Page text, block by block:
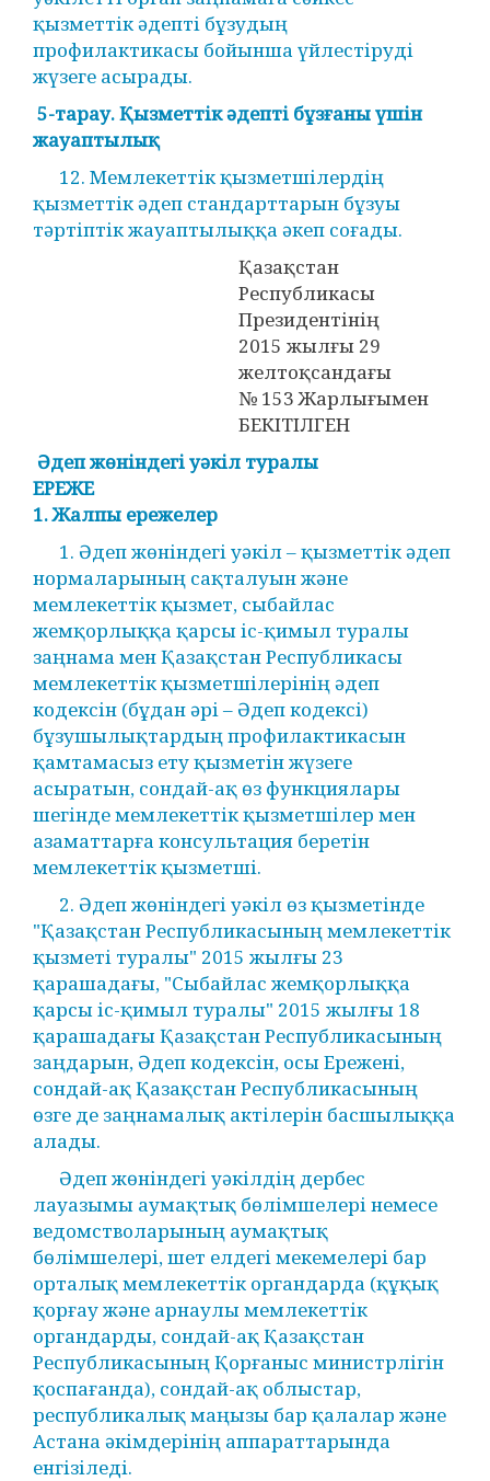
қызметтік әдепті бұзудың
профилактикасы бойынша үйлестіруді
жүзеге асырады.
5-тарау. Қызметтік әдепті бұзғаны үшін
жауаптылық
12. Мемлекеттік қызметшілердің
қызметтік әдеп стандарттарын бұзуы
тәртіптік жауаптылыққа әкеп соғады.
Қазақстан
Республикасы
Президентінің
2015 жылғы 29
желтоқсандағы
№ 153 Жарлығымен
БЕКІТІЛГЕН
Әдеп жөніндегі уәкіл туралы
ЕРЕЖЕ
1. Жалпы ережелер
1. Әдеп жөніндегі уәкіл – қызметтік әдеп
нормаларының сақталуын және
мемлекеттік қызмет, сыбайлас
жемқорлыққа қарсы іс-қимыл туралы
заңнама мен Қазақстан Республикасы
мемлекеттік қызметшілерінің әдеп
кодексін (бұдан әрі – Әдеп кодексі)
бұзушылықтардың профилактикасын
қамтамасыз ету қызметін жүзеге
асыратын, сондай-ақ өз функциялары
шегінде мемлекеттік қызметшілер мен
азаматтарға консультация беретін
мемлекеттік қызметші.
2. Әдеп жөніндегі уәкіл өз қызметінде
"Қазақстан Республикасының мемлекеттік
қызметі туралы" 2015 жылғы 23
қарашадағы, "Сыбайлас жемқорлыққа
қарсы іс-қимыл туралы" 2015 жылғы 18
қарашадағы Қазақстан Республикасының
заңдарын, Әдеп кодексін, осы Ережені,
сондай-ақ Қазақстан Республикасының
өзге де заңнамалық актілерін басшылыққа
алады.
Әдеп жөніндегі уәкілдің дербес
лауазымы аумақтық бөлімшелері немесе
ведомстволарының аумақтық
бөлімшелері, шет елдегі мекемелері бар
орталық мемлекеттік органдарда (құқық
қорғау және арнаулы мемлекеттік
органдарды, сондай-ақ Қазақстан
Республикасының Қорғаныс министрлігін
қоспағанда), сондай-ақ облыстар,
республикалық маңызы бар қалалар және
Астана әкімдерінің аппараттарында
енгізіледі.